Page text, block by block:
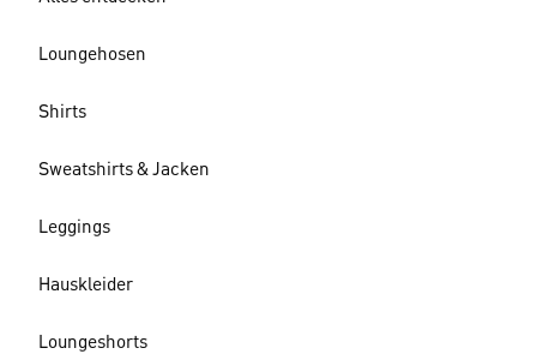
Loungehosen
Shirts
Sweatshirts & Jacken
Leggings
Hauskleider
Loungeshorts